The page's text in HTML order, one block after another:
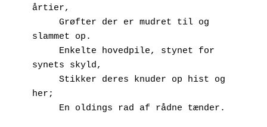
årtier,
slammet op.
synets skyld,
her;
     En oldings rad af rådne tænder.